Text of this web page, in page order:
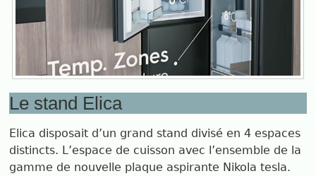
Le stand Elica
Elica disposait d’un grand stand divisé en 4 espaces
distincts. L’espace de cuisson avec l’ensemble de la
gamme de nouvelle plaque aspirante Nikola tesla.